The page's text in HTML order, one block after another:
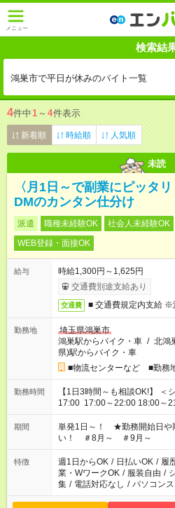
メニュー
検索結
鴻巣市で平日が休みのバイト一覧
4件中1 ～ 4件表示
新着順 時給順 人気順
未読
〈月1日～で副業にピッタ
DMのカンタン仕分け
派遣 職種未経験OK 社会人未経験OK
WEB登録・面接OK
給与
時給1,300円～1,625円
交通費別途支給あり
交通費 ■ 交通費規定内支給 ※
勤務地
埼玉県鴻巣市
鴻巣駅からバイク・車 / 北鴻
県)駅からバイク・車
■物流センターなど ■勤務
勤務時間
【1日3時間～も相談OK!】 ＜シフト例＞ 9:00～12:00 12:00～
17:00 17:00～22:00 18:00～21:00 など こちら
お気軽にご相談ください！
期間
単発1日～！ ★勤務開始日や
い！ ＃8月～ ＃9月～
特徴 週1日からOK / 日払いOK / 履
業・WワークOK / 服装自由 /
集 / 電話対応なし / パソコン